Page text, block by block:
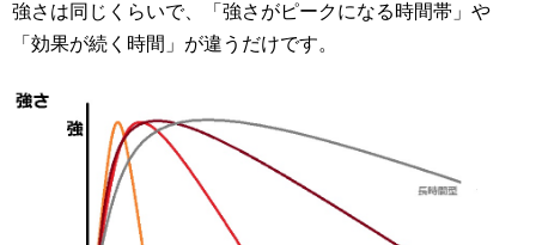
強さは同じくらいで、「強さがピークになる時間帯」や
「効果が続く時間」が違うだけです。